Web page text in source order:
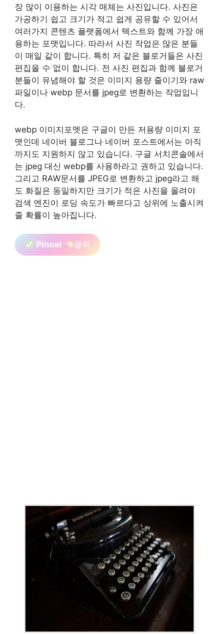
장 많이 이용하는 시각 매체는 사진입니다. 사진은
가공하기 쉽고 크기가 적고 쉽게 공유할 수 있어서
여러가지 콘텐츠 플랫폼에서 텍스트와 함께 가장 애
용하는 포맷입니다. 따라서 사진 작업은 많은 분들
이 매일 같이 합니다. 특히 저 같은 블로거들은 사진
편집을 수 없이 합니다. 전 사진 편집과 함께 블로거
분들이 유념해야 할 것은 이미지 용량 줄이기와 raw
파일이나 webp 문서를 jpeg로 변환하는 작업입니
다.
webp 이미지포멧은 구글이 만든 저용량 이미지 포
맷인데 네이버 블로그나 네이버 포스트에서는 아직
까지도 지원하지 않고 있습니다. 구글 서치콘솔에서
는 jpeg 대신 webp를 사용하라고 권하고 있습니다.
그리고 RAW문서를 JPEG로 변환하고 jpeg라고 해
도 화질은 동일하지만 크기가 적은 사진을 올려야
검색 엔진이 로딩 속도가 빠르다고 상위에 노출시켜
줄 확률이 높아집니다.
Pincel 클릭